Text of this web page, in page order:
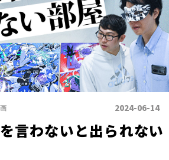
2024-06-14
言わないと出られない